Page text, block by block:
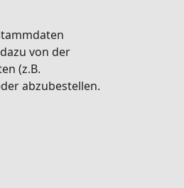
von der
(z.B.
abzubestellen.